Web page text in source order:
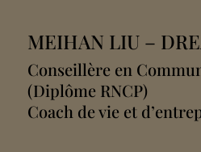
MEIHAN LIU –
Conseillère en
(Diplôme RNCP)
Coach de vie et